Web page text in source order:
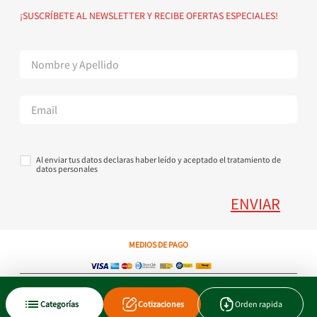
Categorías Cotizaciones Orden rapida
Suscribete al Newsletter
Superintendencia de Industria y Comercio
¡SUSCRÍBETE AL NEWSLETTER Y RECIBE OFERTAS ESPECIALES!
Al enviar tus datos declaras haber leído y aceptado el tratamiento de
datos personales
ENVIAR
MEDIOS DE PAGO
Copyright © 2023 JEN SA. Derechos Reservados. Util.com.co.